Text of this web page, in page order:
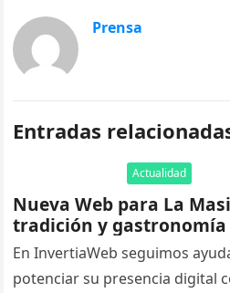
Prensa
Entradas
Actualidad
Nueva Web para La
tradición y gastronomía
En InvertiaWeb seguimos
potenciar su presencia digital